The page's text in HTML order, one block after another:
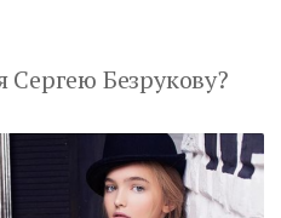
Безрукову?